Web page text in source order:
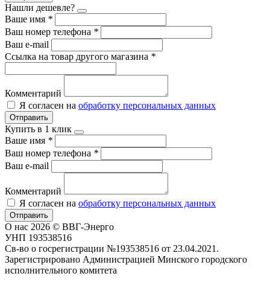
Нашли дешевле?
Ваше имя *
Ваш номер телефона *
Ваш e-mail
Ссылка на товар другого магазина *
Комментарий
Я согласен на обработку персональных данных
Отправить
Купить в 1 клик
Ваше имя *
Ваш номер телефона *
Ваш e-mail
Комментарий
Я согласен на обработку персональных данных
Отправить
О нас 2026 © ВВГ-Энерго
УНП 193538516
Св-во о госрегистрации №193538516 от 23.04.2021.
Зарегистрировано Администрацией Минского городского
исполнительного комитета